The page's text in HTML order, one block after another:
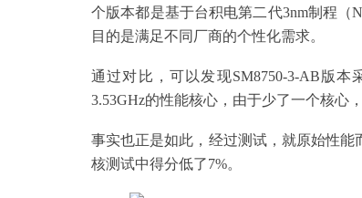
个版本都是基于台积电第二代3nm制程
目的是满足不同厂商的个性化需求。
通过对比，可以发现SM8750-3-AB版
3.53GHz的性能核心，由于少了一个核心
事实也正是如此，经过测试，就原始性能
核测试中得分低了7%。